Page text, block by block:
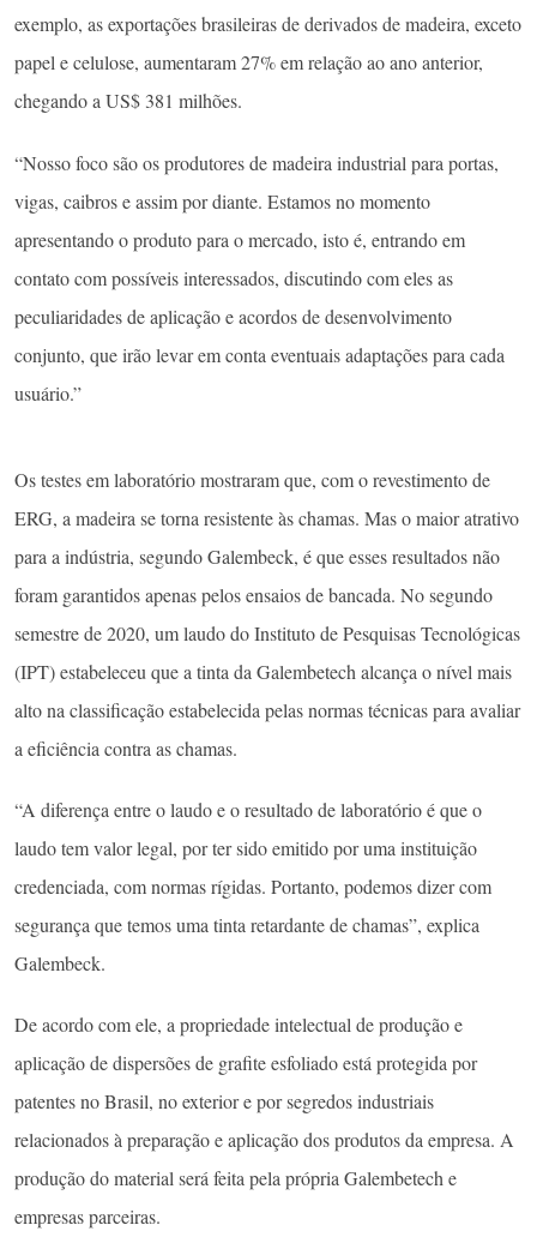
exemplo, as exportações brasileiras de derivados de madeira, exceto
papel e celulose, aumentaram 27% em relação ao ano anterior,
chegando a US$ 381 milhões.
“Nosso foco são os produtores de madeira industrial para portas,
vigas, caibros e assim por diante. Estamos no momento
apresentando o produto para o mercado, isto é, entrando em
contato com possíveis interessados, discutindo com eles as
peculiaridades de aplicação e acordos de desenvolvimento
conjunto, que irão levar em conta eventuais adaptações para cada
usuário.”
Os testes em laboratório mostraram que, com o revestimento de
ERG, a madeira se torna resistente às chamas. Mas o maior atrativo
para a indústria, segundo Galembeck, é que esses resultados não
foram garantidos apenas pelos ensaios de bancada. No segundo
semestre de 2020, um laudo do Instituto de Pesquisas Tecnológicas
(IPT) estabeleceu que a tinta da Galembetech alcança o nível mais
alto na classificação estabelecida pelas normas técnicas para avaliar
a eficiência contra as chamas.
“A diferença entre o laudo e o resultado de laboratório é que o
laudo tem valor legal, por ter sido emitido por uma instituição
credenciada, com normas rígidas. Portanto, podemos dizer com
segurança que temos uma tinta retardante de chamas”, explica
Galembeck.
De acordo com ele, a propriedade intelectual de produção e
aplicação de dispersões de grafite esfoliado está protegida por
patentes no Brasil, no exterior e por segredos industriais
relacionados à preparação e aplicação dos produtos da empresa. A
produção do material será feita pela própria Galembetech e
empresas parceiras.